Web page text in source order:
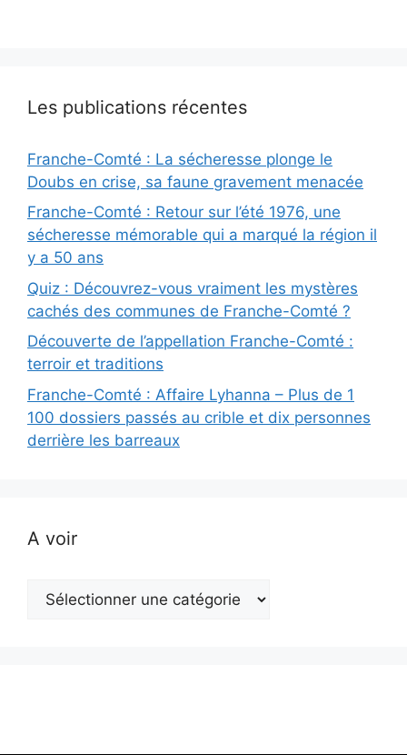
Les publications récentes
Franche-Comté : La sécheresse plonge le
Doubs en crise, sa faune gravement menacée
Franche-Comté : Retour sur l’été 1976, une
sécheresse mémorable qui a marqué la région il
y a 50 ans
Quiz : Découvrez-vous vraiment les mystères
cachés des communes de Franche-Comté ?
Découverte de l’appellation Franche-Comté :
terroir et traditions
Franche-Comté : Affaire Lyhanna – Plus de 1
100 dossiers passés au crible et dix personnes
derrière les barreaux
A voir
voir